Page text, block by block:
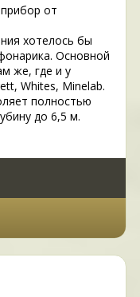
от
хотелось бы
Основной
же, где и у
Whites, Minelab.
полностью
до 6,5 м.